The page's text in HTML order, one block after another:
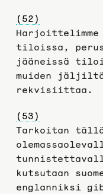
(52)
Harjoittelimme
tiloissa,
jääneissä
muiden
rekvisiittaa.
(53)
Tarkoitan
kutsutaan
englanniksi